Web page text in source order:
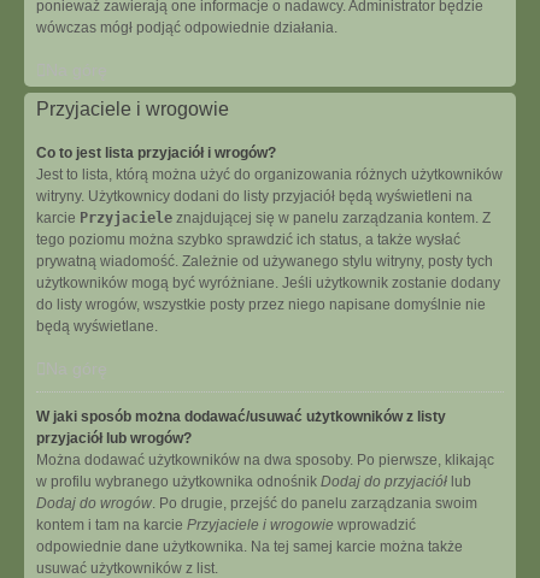
ponieważ zawierają one informacje o nadawcy. Administrator będzie
wówczas mógł podjąć odpowiednie działania.
Przyjaciele i wrogowie
Co to jest lista przyjaciół i wrogów?
Jest to lista, którą można użyć do organizowania różnych użytkowników
witryny. Użytkownicy dodani do listy przyjaciół będą wyświetleni na
karcie Przyjaciele znajdującej się w panelu zarządzania kontem. Z
tego poziomu można szybko sprawdzić ich status, a także wysłać
prywatną wiadomość. Zależnie od używanego stylu witryny, posty tych
użytkowników mogą być wyróżniane. Jeśli użytkownik zostanie dodany
do listy wrogów, wszystkie posty przez niego napisane domyślnie nie
będą wyświetlane.
Na górę
W jaki sposób można dodawać/usuwać użytkowników z listy
przyjaciół lub wrogów?
Można dodawać użytkowników na dwa sposoby. Po pierwsze, klikając
w profilu wybranego użytkownika odnośnik Dodaj do przyjaciół lub
Dodaj do wrogów. Po drugie, przejść do panelu zarządzania swoim
kontem i tam na karcie Przyjaciele i wrogowie wprowadzić
odpowiednie dane użytkownika. Na tej samej karcie można także
usuwać użytkowników z list.